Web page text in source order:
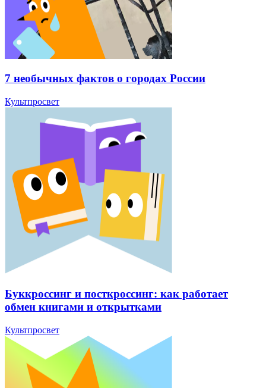
7 необычных фактов о городах России
Культпросвет
Буккроссинг и посткроссинг: как работает
обмен книгами и открытками
Культпросвет